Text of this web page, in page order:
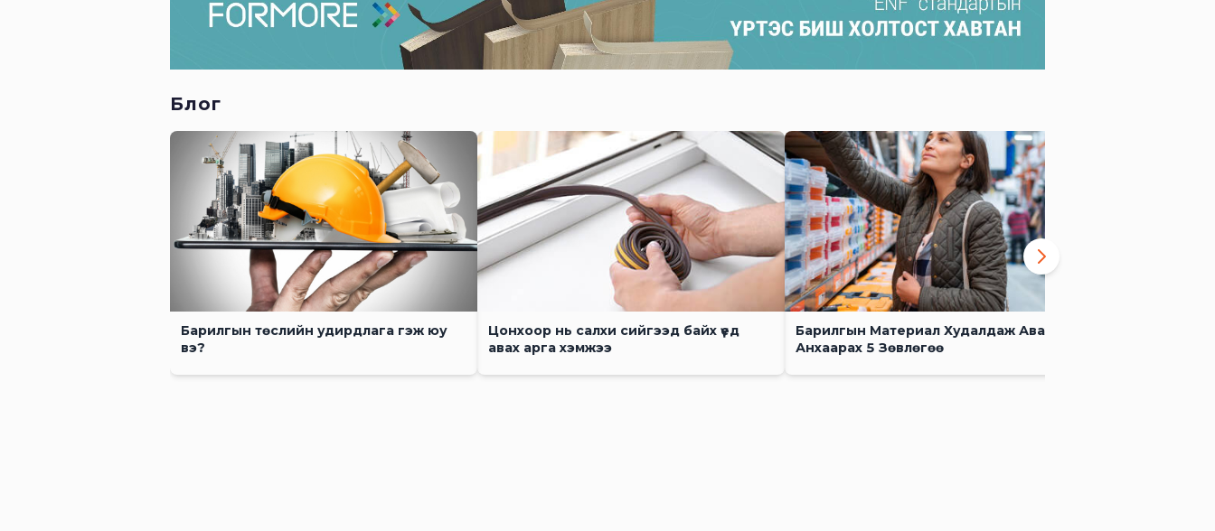
Блог
Барилгын төслийн удирдлага гэж юу
вэ?
Цонхоор нь салхи сийгээд байх үед
авах арга хэмжээ
Барилгын Материал Худалдаж Авахад
Анхаарах 5 Зөвлөгөө